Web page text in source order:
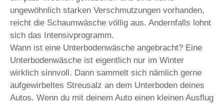
ungewöhnlich starken Verschmutzungen vorhanden,
reicht die Schaumwäsche völlig aus. Andernfalls lohnt
sich das Intensivprogramm.
Wann ist eine Unterbodenwäsche angebracht? Eine
Unterbodenwäsche ist eigentlich nur im Winter
wirklich sinnvoll. Dann sammelt sich nämlich gerne
aufgewirbeltes Streusalz an dem Unterboden deines
Autos. Wenn du mit deinem Auto einen kleinen Ausflug